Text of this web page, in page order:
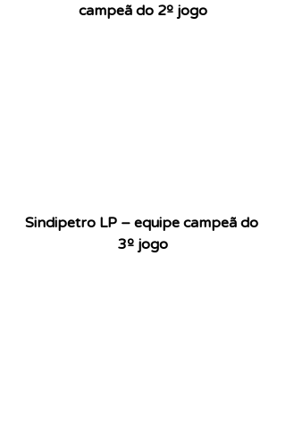
campeã do 2º jogo
Sindipetro LP – equipe campeã do
3º jogo